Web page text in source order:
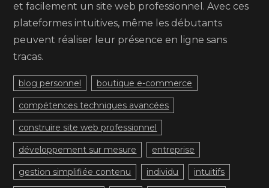
et facilement un site web professionnel. Avec ces
plateformes intuitives, même les débutants
peuvent réaliser leur présence en ligne sans
tracas.
blog personnel boutique e-commerce
compétences techniques avancées
construire site web professionnel
développement sur mesure entreprise
gestion simplifiée contenu individu intuitifs